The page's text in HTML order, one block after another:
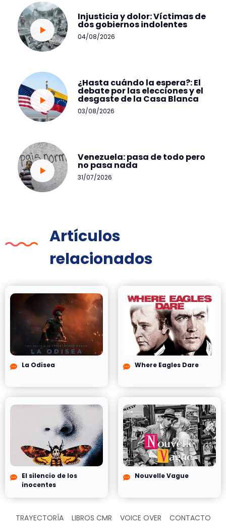
Injusticia y dolor: Víctimas de
dos gobiernos indolentes
04/08/2026
¿Hasta cuándo la espera?: El
debate por las elecciones y el
desgaste de la Casa Blanca
03/08/2026
Venezuela: pasa de todo pero
no pasa nada
31/07/2026
Artículos
relacionados
La Odisea Where Eagles Dare
El silencio de los
inocentes
Nouvelle Vague
TRAYECTORÍA LIBROS CMR VOICE OVER CONTACTO